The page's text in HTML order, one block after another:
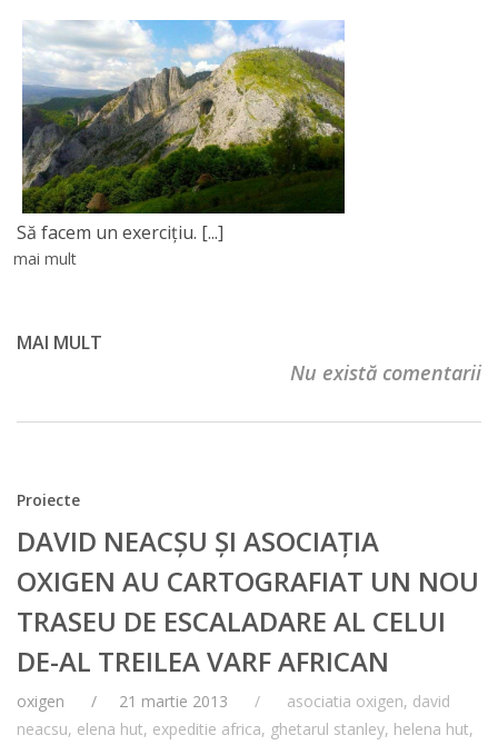
Să facem un exerciţiu. [...]
mai mult
MAI MULT
Nu există comentarii
Proiecte
DAVID NEACŞU ŞI ASOCIAŢIA
OXIGEN AU CARTOGRAFIAT UN NOU
TRASEU DE ESCALADARE AL CELUI
DE-AL TREILEA VARF AFRICAN
oxigen 21 martie 2013 asociatia oxigen, david
neacsu, elena hut, expeditie africa, ghetarul stanley, helena hut,